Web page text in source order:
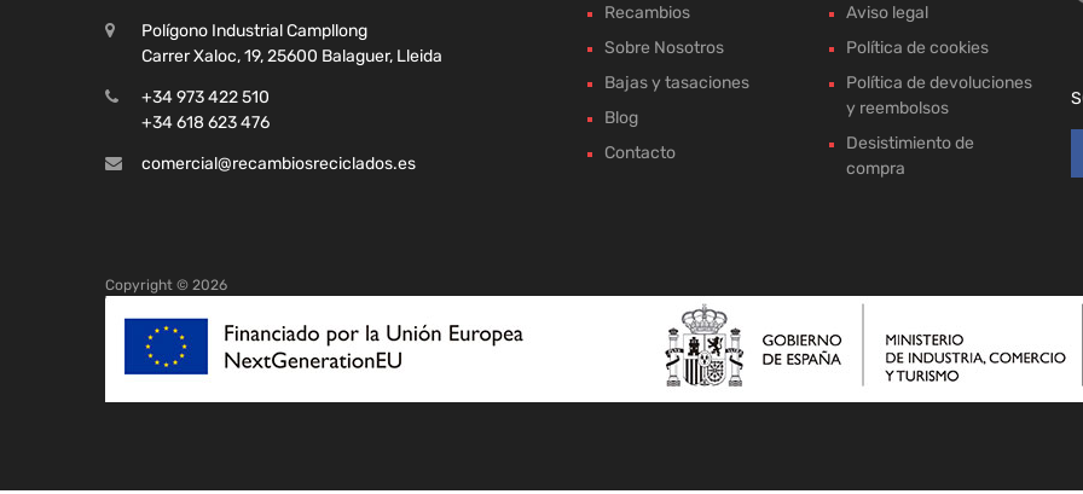
Polígono Industrial Campllong
Carrer Xaloc, 19, 25600 Balaguer, Lleida
+34 973 422 510
+34 618 623 476
comercial@recambiosreciclados.es
Recambios
Sobre Nosotros
Bajas y tasaciones
Blog
Contacto
Aviso legal
Política de cookies
Política de devoluciones
y reembolsos
Desistimiento de
compra
Copyright © 2026